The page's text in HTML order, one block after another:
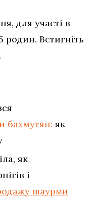
для участі в
родин. Встигніть
бахмутян: як
як
і
шаурми